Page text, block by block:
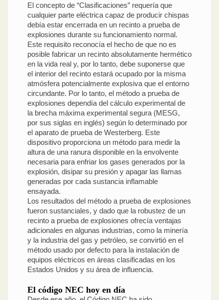
El concepto de “Clasificaciones” requería que
cualquier parte eléctrica capaz de producir chispas
debía estar encerrada en un recinto a prueba de
explosiones durante su funcionamiento normal.
Este requisito reconocía el hecho de que no es
posible fabricar un recinto absolutamente hermético
en la vida real y, por lo tanto, debe suponerse que
el interior del recinto estará ocupado por la misma
atmósfera potencialmente explosiva que el entorno
circundante. Por lo tanto, el método a prueba de
explosiones dependía del cálculo experimental de
la brecha máxima experimental segura (MESG,
por sus siglas en inglés) según lo determinado por
el aparato de prueba de Westerberg. Este
dispositivo proporciona un método para medir la
altura de una ranura disponible en la envolvente
necesaria para enfriar los gases generados por la
explosión, disipar su presión y apagar las llamas
generadas por cada sustancia inflamable
ensayada.
Los resultados del método a prueba de explosiones
fueron sustanciales, y dado que la robustez de un
recinto a prueba de explosiones ofrecía ventajas
adicionales en algunas industrias, como la minería
y la industria del gas y petróleo, se convirtió en el
método usado por defecto para la instalación de
equipos eléctricos en áreas clasificadas en los
Estados Unidos y su área de influencia.
El código NEC hoy en día